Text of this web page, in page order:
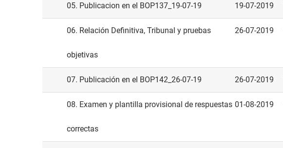
05. Publicacion en el BOP137_19-07-19 19-07-2019
06. Relación Definitiva, Tribunal y pruebas
objetivas
26-07-2019
07. Publicación en el BOP142_26-07-19 26-07-2019
08. Examen y plantilla provisional de respuestas
correctas
01-08-2019